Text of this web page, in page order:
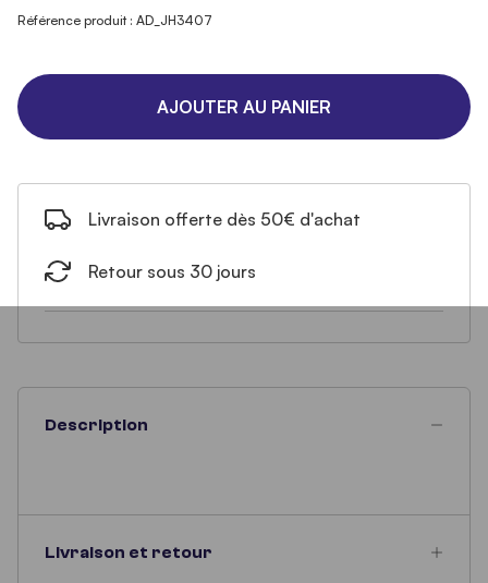
Référence produit : AD_JH3407
AJOUTER AU PANIER
Livraison offerte dès 50€ d'achat
Retour sous 30 jours
Description
Livraison et retour